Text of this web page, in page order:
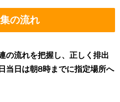
の流れ
の流れを把握し、正しく排出
当日は朝8時までに指定場所へ